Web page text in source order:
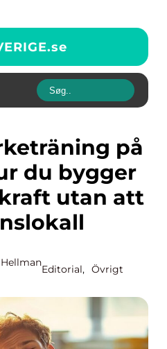
se
du bygger
utan att
Editorial, Övrigt